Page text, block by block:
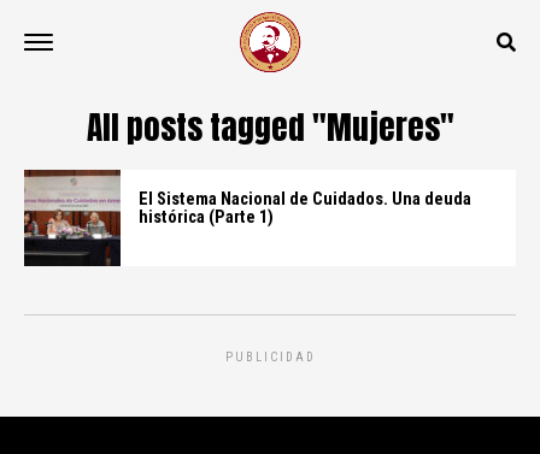
All posts tagged "Mujeres"
El Sistema Nacional de Cuidados. Una deuda
histórica (Parte 1)
PUBLICIDAD